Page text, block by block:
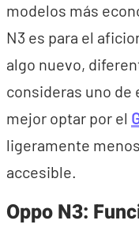
modelos más
N3 es para el
algo nuevo,
consideras uno
mejor optar por el
ligeramente
accesible.
Oppo N3: